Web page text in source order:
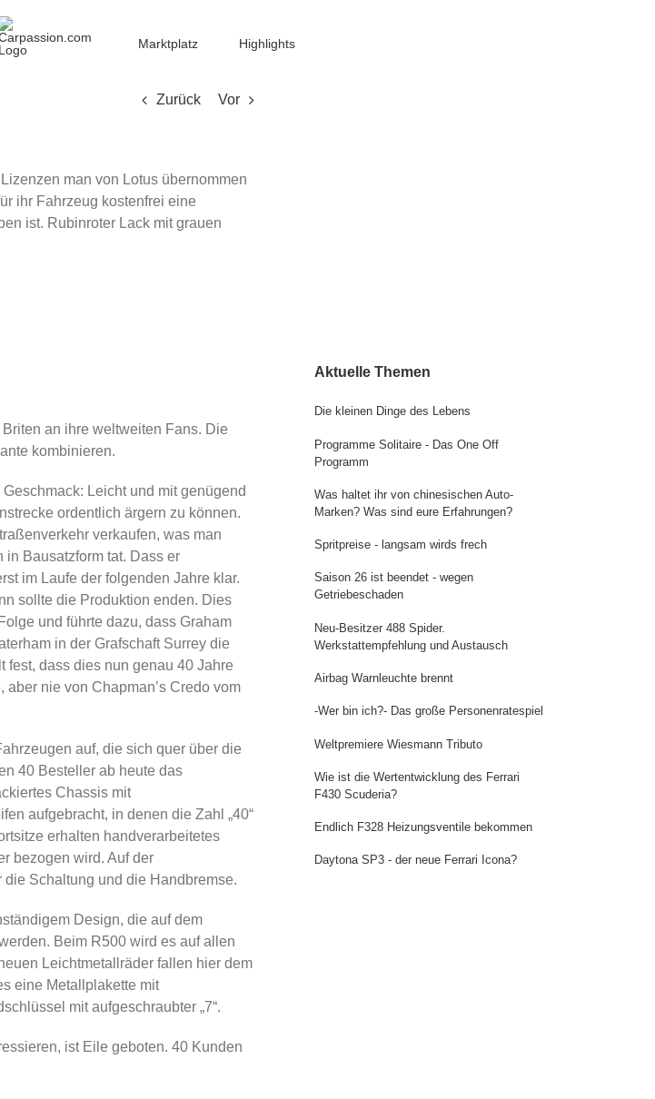
Marktplatz Highlights
Zurück Vor
man von Lotus übernommen
ihr Fahrzeug kostenfrei eine
ist. Rubinroter Lack mit grauen
an ihre weltweiten Fans. Die
kombinieren.
Leicht und mit genügend
ordentlich ärgern zu können.
verkaufen, was man
Bausatzform tat. Dass er
im Laufe der folgenden Jahre klar.
sollte die Produktion enden. Dies
und führte dazu, dass Graham
in der Grafschaft Surrey die
fest, dass dies nun genau 40 Jahre
nie von Chapman’s Credo vom
auf, die sich quer über die
40 Besteller ab heute das
Chassis mit
aufgebracht, in denen die Zahl „40“
erhalten handverarbeitetes
bezogen wird. Auf der
Schaltung und die Handbremse.
Design, die auf dem
Beim R500 wird es auf allen
Leichtmetallräder fallen hier dem
eine Metallplakette mit
mit aufgeschraubter „7“.
ist Eile geboten. 40 Kunden
Aktuelle Themen
Die kleinen Dinge des Lebens
Programme Solitaire - Das One Off
Programm
Was haltet ihr von chinesischen Auto-
Marken? Was sind eure Erfahrungen?
Spritpreise - langsam wirds frech
Saison 26 ist beendet - wegen
Getriebeschaden
Neu-Besitzer 488 Spider.
Werkstattempfehlung und Austausch
Airbag Warnleuchte brennt
-Wer bin ich?- Das große Personenratespiel
Weltpremiere Wiesmann Tributo
Wie ist die Wertentwicklung des Ferrari
F430 Scuderia?
Endlich F328 Heizungsventile bekommen
Daytona SP3 - der neue Ferrari Icona?